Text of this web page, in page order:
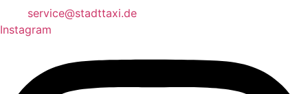
service@stadttaxi.de
Instagram